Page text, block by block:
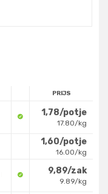
PRIJS
1,78/potje
17.80/kg
1,60/potje
16.00/kg
9,89/zak
9.89/kg